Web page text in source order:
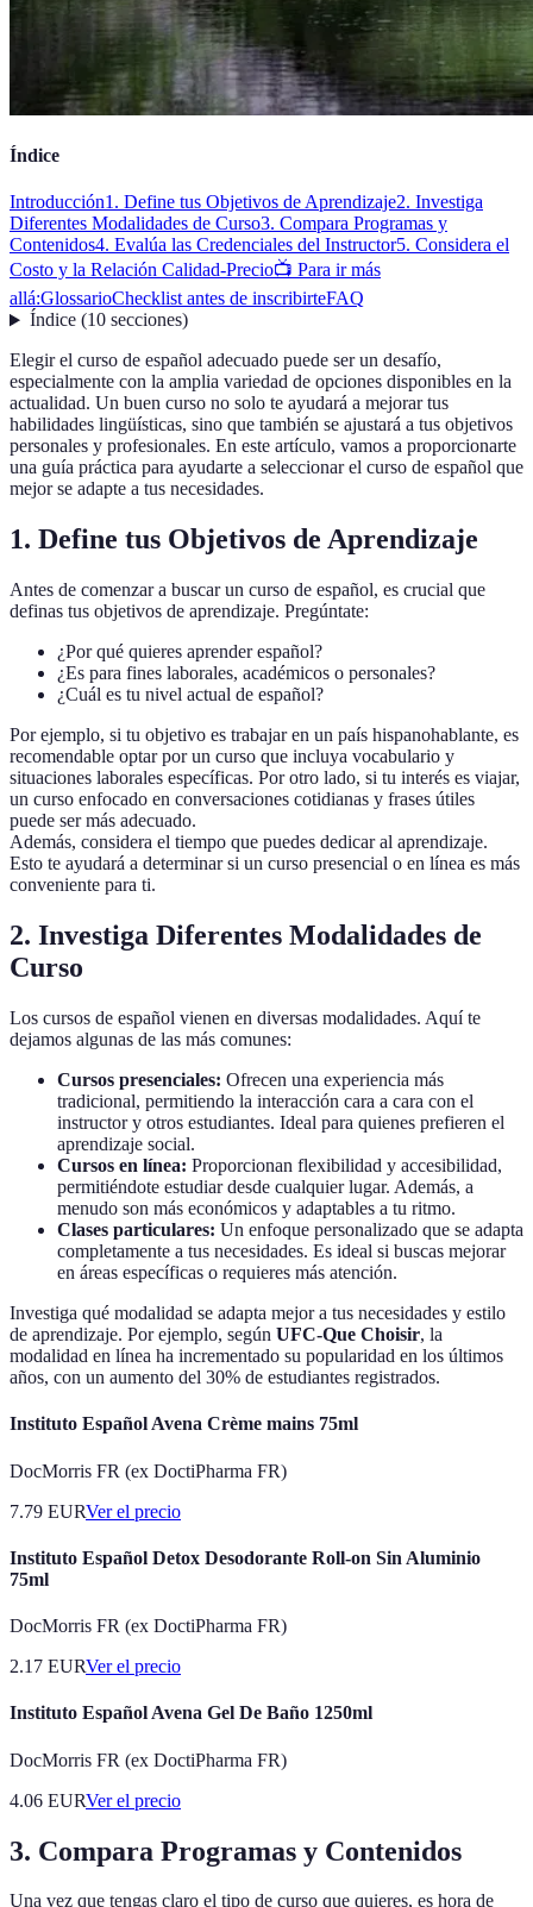
Índice
Introducción1. Define tus Objetivos de Aprendizaje2. Investiga
Diferentes Modalidades de Curso3. Compara Programas y
Contenidos4. Evalúa las Credenciales del Instructor5. Considera el
Costo y la Relación Calidad-Precio📺 Para ir más
allá:GlossarioChecklist antes de inscribirteFAQ
Índice(10 secciones)
Elegir el curso de español adecuado puede ser un desafío,
especialmente con la amplia variedad de opciones disponibles en la
actualidad. Un buen curso no solo te ayudará a mejorar tus
habilidades lingüísticas, sino que también se ajustará a tus objetivos
personales y profesionales. En este artículo, vamos a proporcionarte
una guía práctica para ayudarte a seleccionar el curso de español que
mejor se adapte a tus necesidades.
1. Define tus Objetivos de Aprendizaje
Antes de comenzar a buscar un curso de español, es crucial que
definas tus objetivos de aprendizaje. Pregúntate:
¿Por qué quieres aprender español?
¿Es para fines laborales, académicos o personales?
¿Cuál es tu nivel actual de español?
Por ejemplo, si tu objetivo es trabajar en un país hispanohablante, es
recomendable optar por un curso que incluya vocabulario y
situaciones laborales específicas. Por otro lado, si tu interés es viajar,
un curso enfocado en conversaciones cotidianas y frases útiles
puede ser más adecuado.
Además, considera el tiempo que puedes dedicar al aprendizaje.
Esto te ayudará a determinar si un curso presencial o en línea es más
conveniente para ti.
2. Investiga Diferentes Modalidades de
Curso
Los cursos de español vienen en diversas modalidades. Aquí te
dejamos algunas de las más comunes:
Cursos presenciales: Ofrecen una experiencia más
tradicional, permitiendo la interacción cara a cara con el
instructor y otros estudiantes. Ideal para quienes prefieren el
aprendizaje social.
Cursos en línea: Proporcionan flexibilidad y accesibilidad,
permitiéndote estudiar desde cualquier lugar. Además, a
menudo son más económicos y adaptables a tu ritmo.
Clases particulares: Un enfoque personalizado que se adapta
completamente a tus necesidades. Es ideal si buscas mejorar
en áreas específicas o requieres más atención.
Investiga qué modalidad se adapta mejor a tus necesidades y estilo
de aprendizaje. Por ejemplo, según UFC-Que Choisir, la
modalidad en línea ha incrementado su popularidad en los últimos
años, con un aumento del 30% de estudiantes registrados.
Instituto Español Avena Crème mains 75ml
DocMorris FR (ex DoctiPharma FR)
7.79 EURVer el precio
Instituto Español Detox Desodorante Roll-on Sin Aluminio
75ml
DocMorris FR (ex DoctiPharma FR)
2.17 EURVer el precio
Instituto Español Avena Gel De Baño 1250ml
DocMorris FR (ex DoctiPharma FR)
4.06 EURVer el precio
3. Compara Programas y Contenidos
Una vez que tengas claro el tipo de curso que quieres, es hora de